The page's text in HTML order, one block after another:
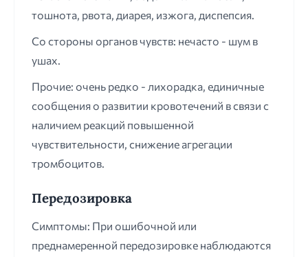
тошнота, рвота, диарея, изжога, диспепсия.
Со стороны органов чувств: нечасто - шум в
ушах.
Прочие: очень редко - лихорадка, единичные
сообщения о развитии кровотечений в связи с
наличием реакций повышенной
чувствительности, снижение агрегации
тромбоцитов.
Передозировка
Симптомы: При ошибочной или
преднамеренной передозировке наблюдаются